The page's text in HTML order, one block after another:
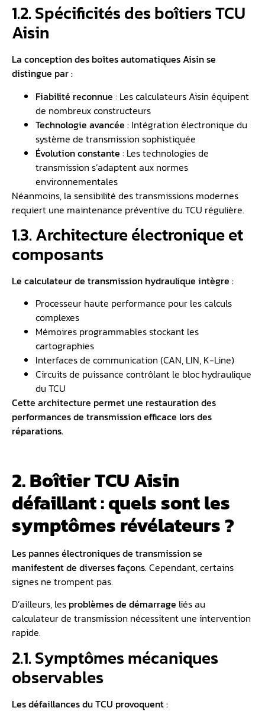
1.2. Spécificités des boîtiers TCU
Aisin
La conception des boîtes automatiques Aisin se
distingue par :
Fiabilité reconnue : Les calculateurs Aisin équipent
de nombreux constructeurs
Technologie avancée : Intégration électronique du
système de transmission sophistiquée
Évolution constante : Les technologies de
transmission s’adaptent aux normes
environnementales
Néanmoins, la sensibilité des transmissions modernes
requiert une maintenance préventive du TCU régulière.
1.3. Architecture électronique et
composants
Le calculateur de transmission hydraulique intègre :
Processeur haute performance pour les calculs
complexes
Mémoires programmables stockant les
cartographies
Interfaces de communication (CAN, LIN, K-Line)
Circuits de puissance contrôlant le bloc hydraulique
du TCU
Cette architecture permet une restauration des
performances de transmission efficace lors des
réparations.
2. Boîtier TCU Aisin
défaillant : quels sont les
symptômes révélateurs ?
Les pannes électroniquesde transmission se
manifestent de diverses façons. Cependant, certains
signes ne trompent pas.
D’ailleurs, les problèmes de démarrage liés au
calculateur de transmission nécessitent une intervention
rapide.
2.1. Symptômes mécaniques
observables
Les défaillances du TCU provoquent :